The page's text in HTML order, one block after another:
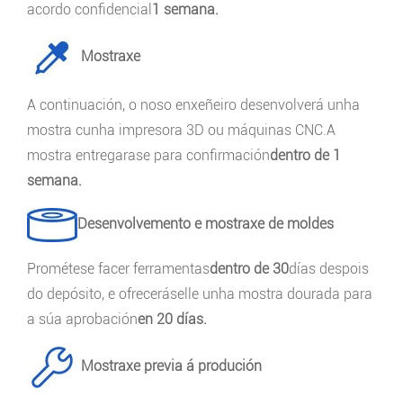
acordo confidencial 1 semana.
Mostraxe
A continuación, o noso enxeñeiro desenvolverá unha
mostra cunha impresora 3D ou máquinas CNC.A
mostra entregarase para confirmacióndentro de 1
semana.
Desenvolvemento e mostraxe de moldes
Prométese facer ferramentasdentro de 30días despois
do depósito, e ofreceráselle unha mostra dourada para
a súa aprobaciónen 20 días.
Mostraxe previa á produción